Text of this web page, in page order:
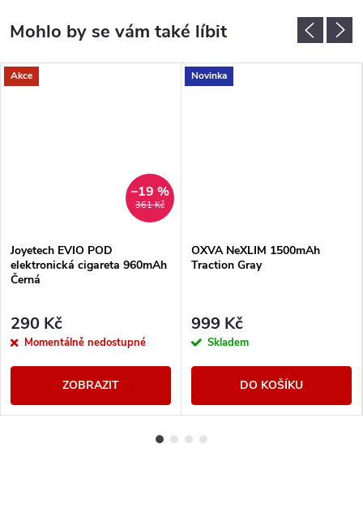
Akce
361 Kč
–19 %
Joyetech EVIO POD
elektronická cigareta 960mAh
Černá
290 Kč
Momentálně nedostupné
ZOBRAZIT
Novinka
OXVA NeXLIM 1500mAh
Traction Gray
999 Kč
Skladem
DO KOŠÍKU